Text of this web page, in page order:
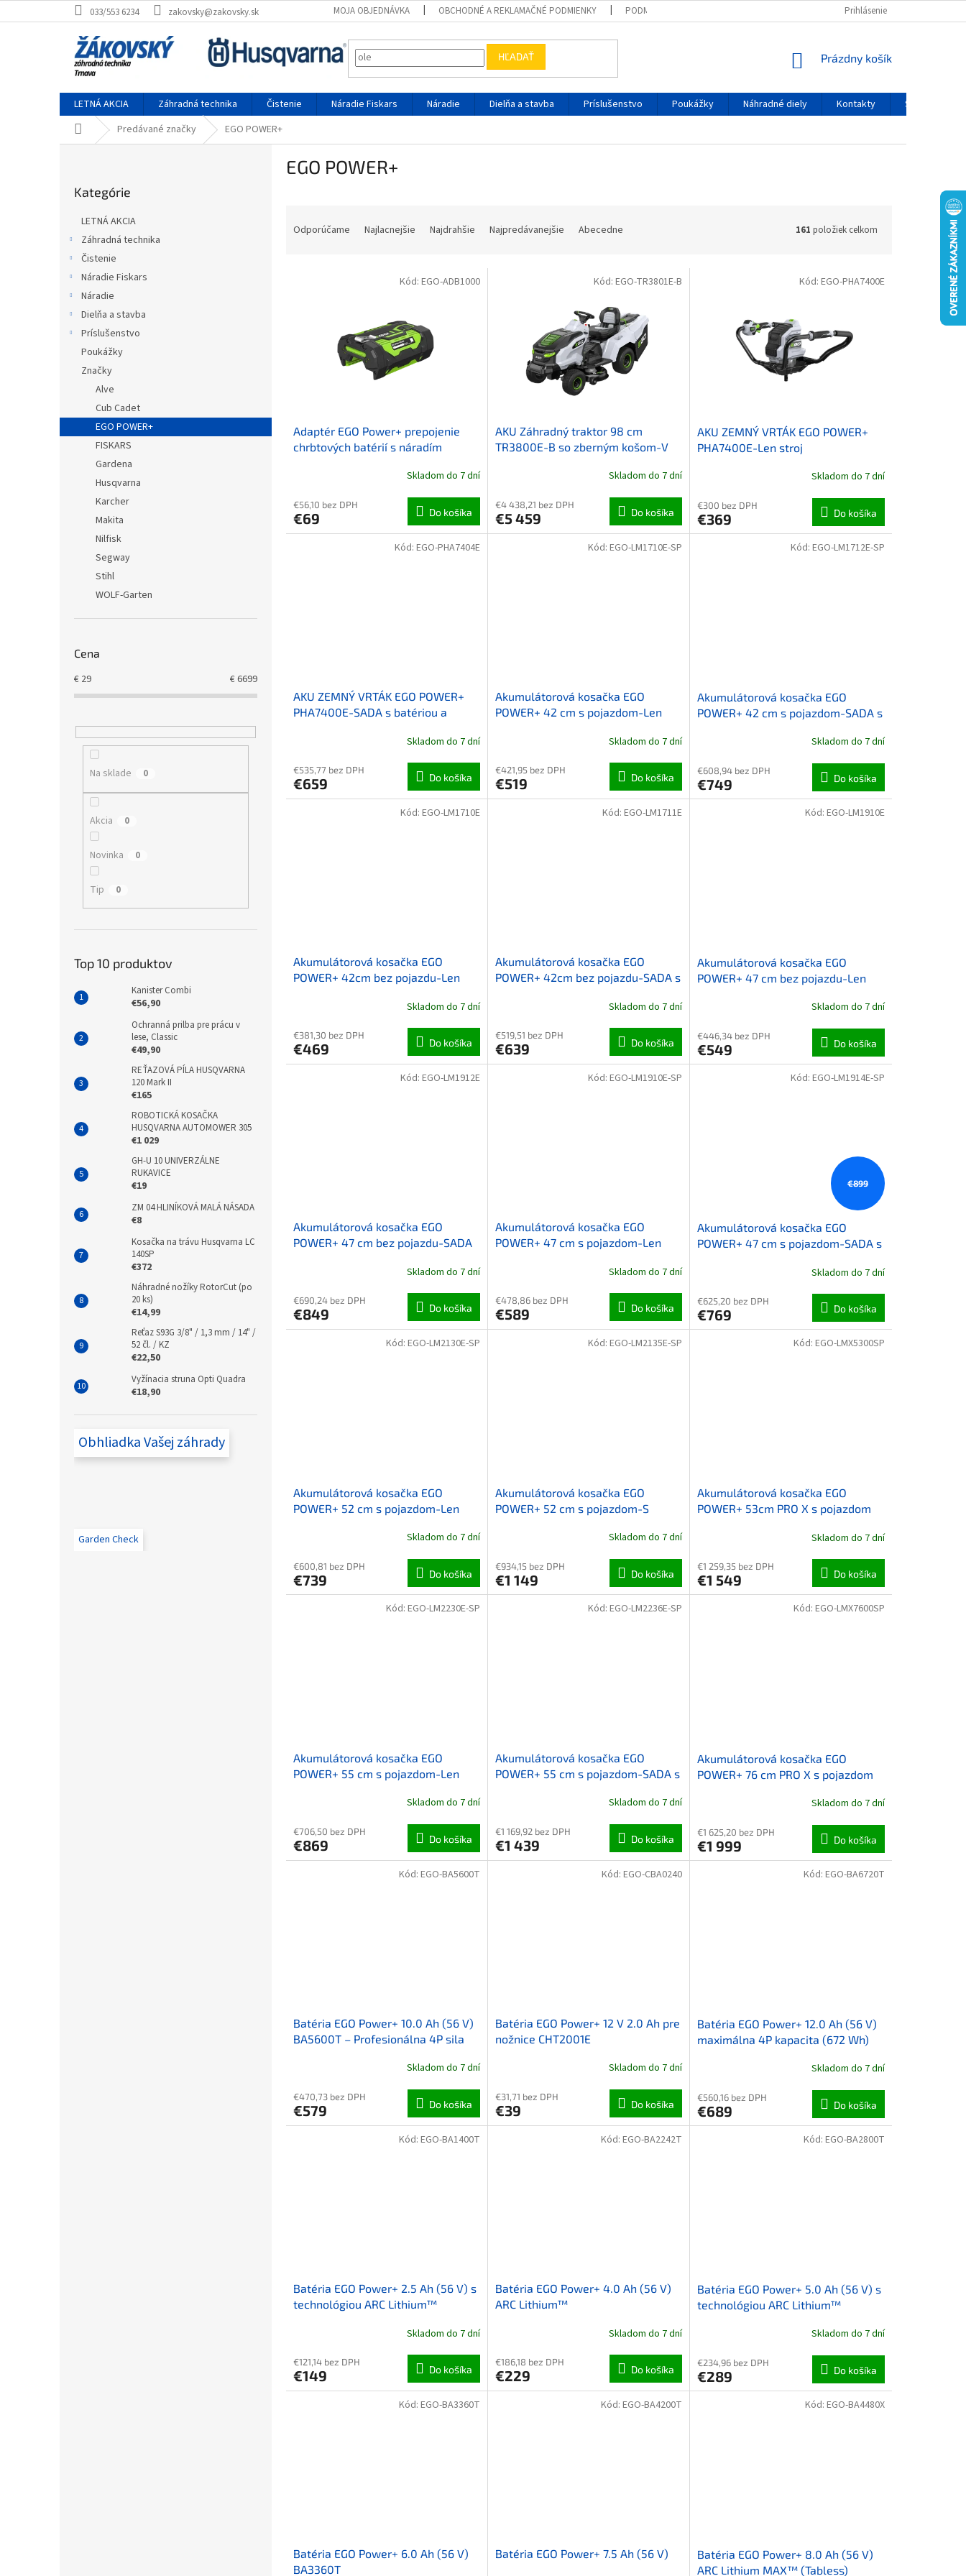
033/553 6234 zakovsky@zakovsky.sk MOJA OBJEDNÁVKA OBCHODNÉ A REKLAMAČNÉ PODMIENKY PODMIENKY OCHRANY OSOBNÝCH ÚDAJOV Prihlásenie
HĽADAŤ NÁKUPNÝ KOŠÍK
Prázdny košík
LETNÁ AKCIA Záhradná technika Čistenie Náradie Fiskars Náradie Dielňa a stavba Príslušenstvo Poukážky Náhradné diely Kontakty Servis
DomovPredávané značky EGO POWER+
Kategórie
LETNÁ AKCIA
Záhradná technika
Čistenie
Náradie Fiskars
Náradie
Dielňa a stavba
Príslušenstvo
Poukážky
Značky
Alve
Cub Cadet
EGO POWER+
FISKARS
Gardena
Husqvarna
Karcher
Makita
Nilfisk
Segway
Stihl
WOLF-Garten
Cena
€ 29 €6699
Na sklade 0
Akcia 0
Novinka 0
Tip 0
Top 10 produktov
Kanister Combi
€56,90
Ochranná prilba pre prácu v
lese, Classic
€49,90
REŤAZOVÁ PÍLA HUSQVARNA
120 Mark II
€165
ROBOTICKÁ KOSAČKA
HUSQVARNA AUTOMOWER 305
€1 029
GH-U 10 UNIVERZÁLNE
RUKAVICE
€19
ZM 04 HLINÍKOVÁ MALÁ NÁSADA
€8
Kosačka na trávu Husqvarna LC
140SP
€372
Náhradné nožíky RotorCut (po
20 ks)
€14,99
Reťaz S93G 3/8" / 1,3 mm / 14" /
52 čl. / KZ
€22,50
Vyžínacia struna Opti Quadra
€18,90
Obhliadka Vašej záhrady
Garden Check
EGO POWER+
Odporúčame Najlacnejšie Najdrahšie Najpredávanejšie Abecedne 161 položiek celkom
Adaptér EGO Power+ prepojenie
chrbtových batérií s náradím
Skladom do 7 dní
€56,10 bez DPH
€69 Do košíka
Kód: EGO-ADB1000
AKU Záhradný traktor 98 cm
TR3800E-B so zberným košom-V
1600W; mulčovací klin AMP3800T,
Skladom do 7 dní
€4 438,21 bez DPH
€5 459 Do košíka
Kód: EGO-TR3801E-B
AKU ZEMNÝ VRTÁK EGO POWER+
PHA7400E-Len stroj
Skladom do 7 dní
€300 bez DPH
€369 Do košíka
Kód: EGO-PHA7400E
AKU ZEMNÝ VRTÁK EGO POWER+
PHA7400E-SADA s batériou a
Skladom do 7 dní
€535,77 bez DPH
€659 Do košíka
Kód: EGO-PHA7404E
Akumulátorová kosačka EGO
POWER+ 42 cm s pojazdom-Len
Skladom do 7 dní
€421,95 bez DPH
€519 Do košíka
Kód: EGO-LM1710E-SP
Akumulátorová kosačka EGO
POWER+ 42 cm s pojazdom-SADA s
Skladom do 7 dní
€608,94 bez DPH
€749 Do košíka
Kód: EGO-LM1712E-SP
Akumulátorová kosačka EGO
POWER+ 42cm bez pojazdu-Len
Skladom do 7 dní
€381,30 bez DPH
€469 Do košíka
Kód: EGO-LM1710E
Akumulátorová kosačka EGO
POWER+ 42cm bez pojazdu-SADA s
Skladom do 7 dní
€519,51 bez DPH
€639 Do košíka
Kód: EGO-LM1711E
Akumulátorová kosačka EGO
POWER+ 47 cm bez pojazdu-Len
Skladom do 7 dní
€446,34 bez DPH
€549 Do košíka
Kód: EGO-LM1910E
Akumulátorová kosačka EGO
POWER+ 47 cm bez pojazdu-SADA
Skladom do 7 dní
€690,24 bez DPH
€849 Do košíka
Kód: EGO-LM1912E
Akumulátorová kosačka EGO
POWER+ 47 cm s pojazdom-Len
Skladom do 7 dní
€478,86 bez DPH
€589 Do košíka
Kód: EGO-LM1910E-SP
€899
Akumulátorová kosačka EGO
POWER+ 47 cm s pojazdom-SADA s
Skladom do 7 dní
€625,20 bez DPH
€769 Do košíka
Kód: EGO-LM1914E-SP
Akumulátorová kosačka EGO
POWER+ 52 cm s pojazdom-Len
Skladom do 7 dní
€600,81 bez DPH
€739 Do košíka
Kód: EGO-LM2130E-SP
Akumulátorová kosačka EGO
POWER+ 52 cm s pojazdom-S
Skladom do 7 dní
€934,15 bez DPH
€1 149 Do košíka
Kód: EGO-LM2135E-SP
Akumulátorová kosačka EGO
POWER+ 53cm PRO X s pojazdom
Skladom do 7 dní
€1 259,35 bez DPH
€1 549 Do košíka
Kód: EGO-LMX5300SP
Akumulátorová kosačka EGO
POWER+ 55 cm s pojazdom-Len
Skladom do 7 dní
€706,50 bez DPH
€869 Do košíka
Kód: EGO-LM2230E-SP
Akumulátorová kosačka EGO
POWER+ 55 cm s pojazdom-SADA s
Skladom do 7 dní
€1 169,92 bez DPH
€1 439 Do košíka
Kód: EGO-LM2236E-SP
Akumulátorová kosačka EGO
POWER+ 76 cm PRO X s pojazdom
Skladom do 7 dní
€1 625,20 bez DPH
€1 999 Do košíka
Kód: EGO-LMX7600SP
Batéria EGO Power+ 10.0 Ah (56 V)
BA5600T – Profesionálna 4P sila
Skladom do 7 dní
€470,73 bez DPH
€579 Do košíka
Kód: EGO-BA5600T
Batéria EGO Power+ 12 V 2.0 Ah pre
nožnice CHT2001E
Skladom do 7 dní
€31,71 bez DPH
€39 Do košíka
Kód: EGO-CBA0240
Batéria EGO Power+ 12.0 Ah (56 V)
maximálna 4P kapacita (672 Wh)
Skladom do 7 dní
€560,16 bez DPH
€689 Do košíka
Kód: EGO-BA6720T
Batéria EGO Power+ 2.5 Ah (56 V) s
technológiou ARC Lithium™
Skladom do 7 dní
€121,14 bez DPH
€149 Do košíka
Kód: EGO-BA1400T
Batéria EGO Power+ 4.0 Ah (56 V)
ARC Lithium™
Skladom do 7 dní
€186,18 bez DPH
€229 Do košíka
Kód: EGO-BA2242T
Batéria EGO Power+ 5.0 Ah (56 V) s
technológiou ARC Lithium™
Skladom do 7 dní
€234,96 bez DPH
€289 Do košíka
Kód: EGO-BA2800T
Batéria EGO Power+ 6.0 Ah (56 V)
BA3360T
Kód: EGO-BA3360T
Batéria EGO Power+ 7.5 Ah (56 V)
Kód: EGO-BA4200T
Batéria EGO Power+ 8.0 Ah (56 V)
ARC Lithium MAX™ (Tabless)
Kód: EGO-BA4480X